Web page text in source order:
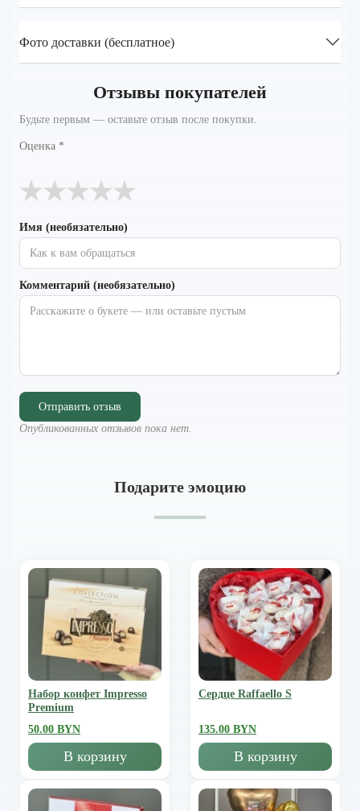
Фото доставки (бесплатное)
Отзывы покупателей
Будьте первым — оставьте отзыв после покупки.
Оценка *
★
★
★
★
★
Имя (необязательно)
Комментарий (необязательно)
Отправить отзыв
Опубликованных отзывов пока нет.
Подарите эмоцию
Набор конфет Impresso
Premium
50.00 BYN
В корзину
Сердце Raffaello S
135.00 BYN
В корзину